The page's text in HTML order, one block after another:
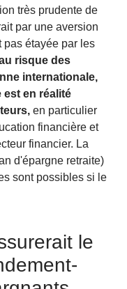
très prudente de
par une aversion
étayée par les
risque des
internationale,
est en réalité
en particulier
financière et
financier. La
d'épargne retraite)
sont possibles si le
le